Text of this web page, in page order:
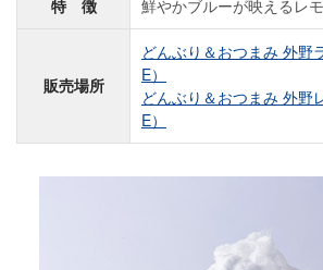
特 徴 鮮やかブルーが映えるレ
販売場所
どんぶり＆おつまみ 外野
E）
どんぶり＆おつまみ 外野
E）